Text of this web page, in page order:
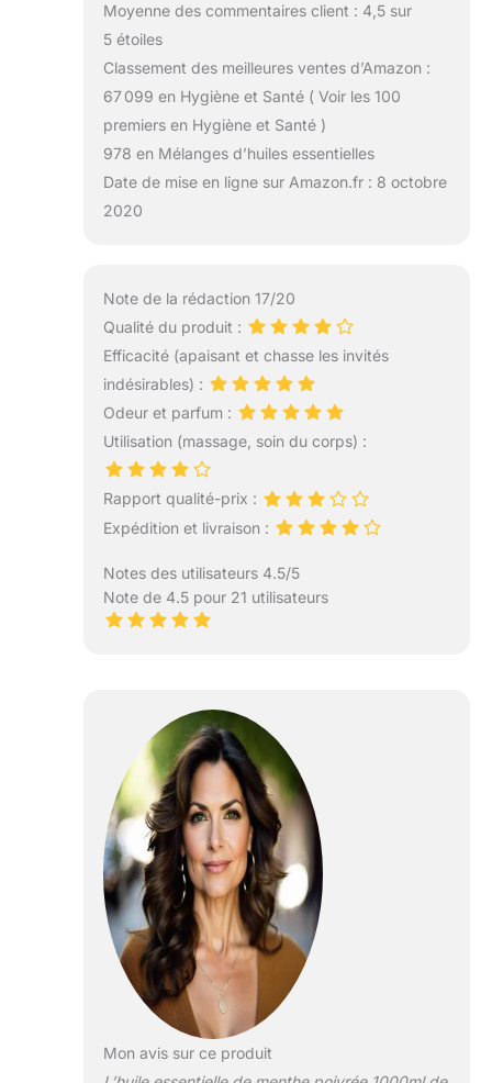
Moyenne des commentaires client : 4,5 sur
5 étoiles
Classement des meilleures ventes d’Amazon :
67 099 en Hygiène et Santé ( Voir les 100
premiers en Hygiène et Santé )
978 en Mélanges d’huiles essentielles
Date de mise en ligne sur Amazon.fr : 8 octobre
2020
Note de la rédaction 17/20
Qualité du produit :
Efficacité (apaisant et chasse les invités
indésirables) :
Odeur et parfum :
Utilisation (massage, soin du corps) :
Rapport qualité-prix :
Expédition et livraison :
Notes des utilisateurs 4.5/5
Note de 4.5 pour 21 utilisateurs
Mon avis sur ce produit